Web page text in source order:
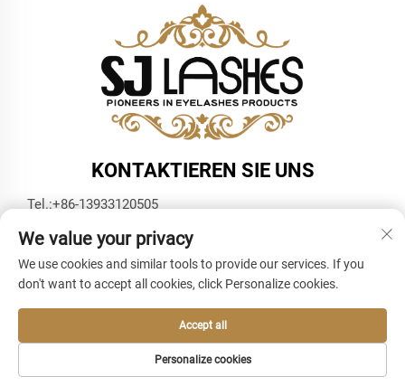
KONTAKTIEREN SIE UNS
Tel.:+86-13933120505
E-Mail:[email protected]
WhatsApp:+86-13933120505
Urheberrecht © 2025 durch SJ Lashes -
We value your privacy
We use cookies and similar tools to provide our services. If you
don't want to accept all cookies, click Personalize cookies.
Personalize cookies
Accept all